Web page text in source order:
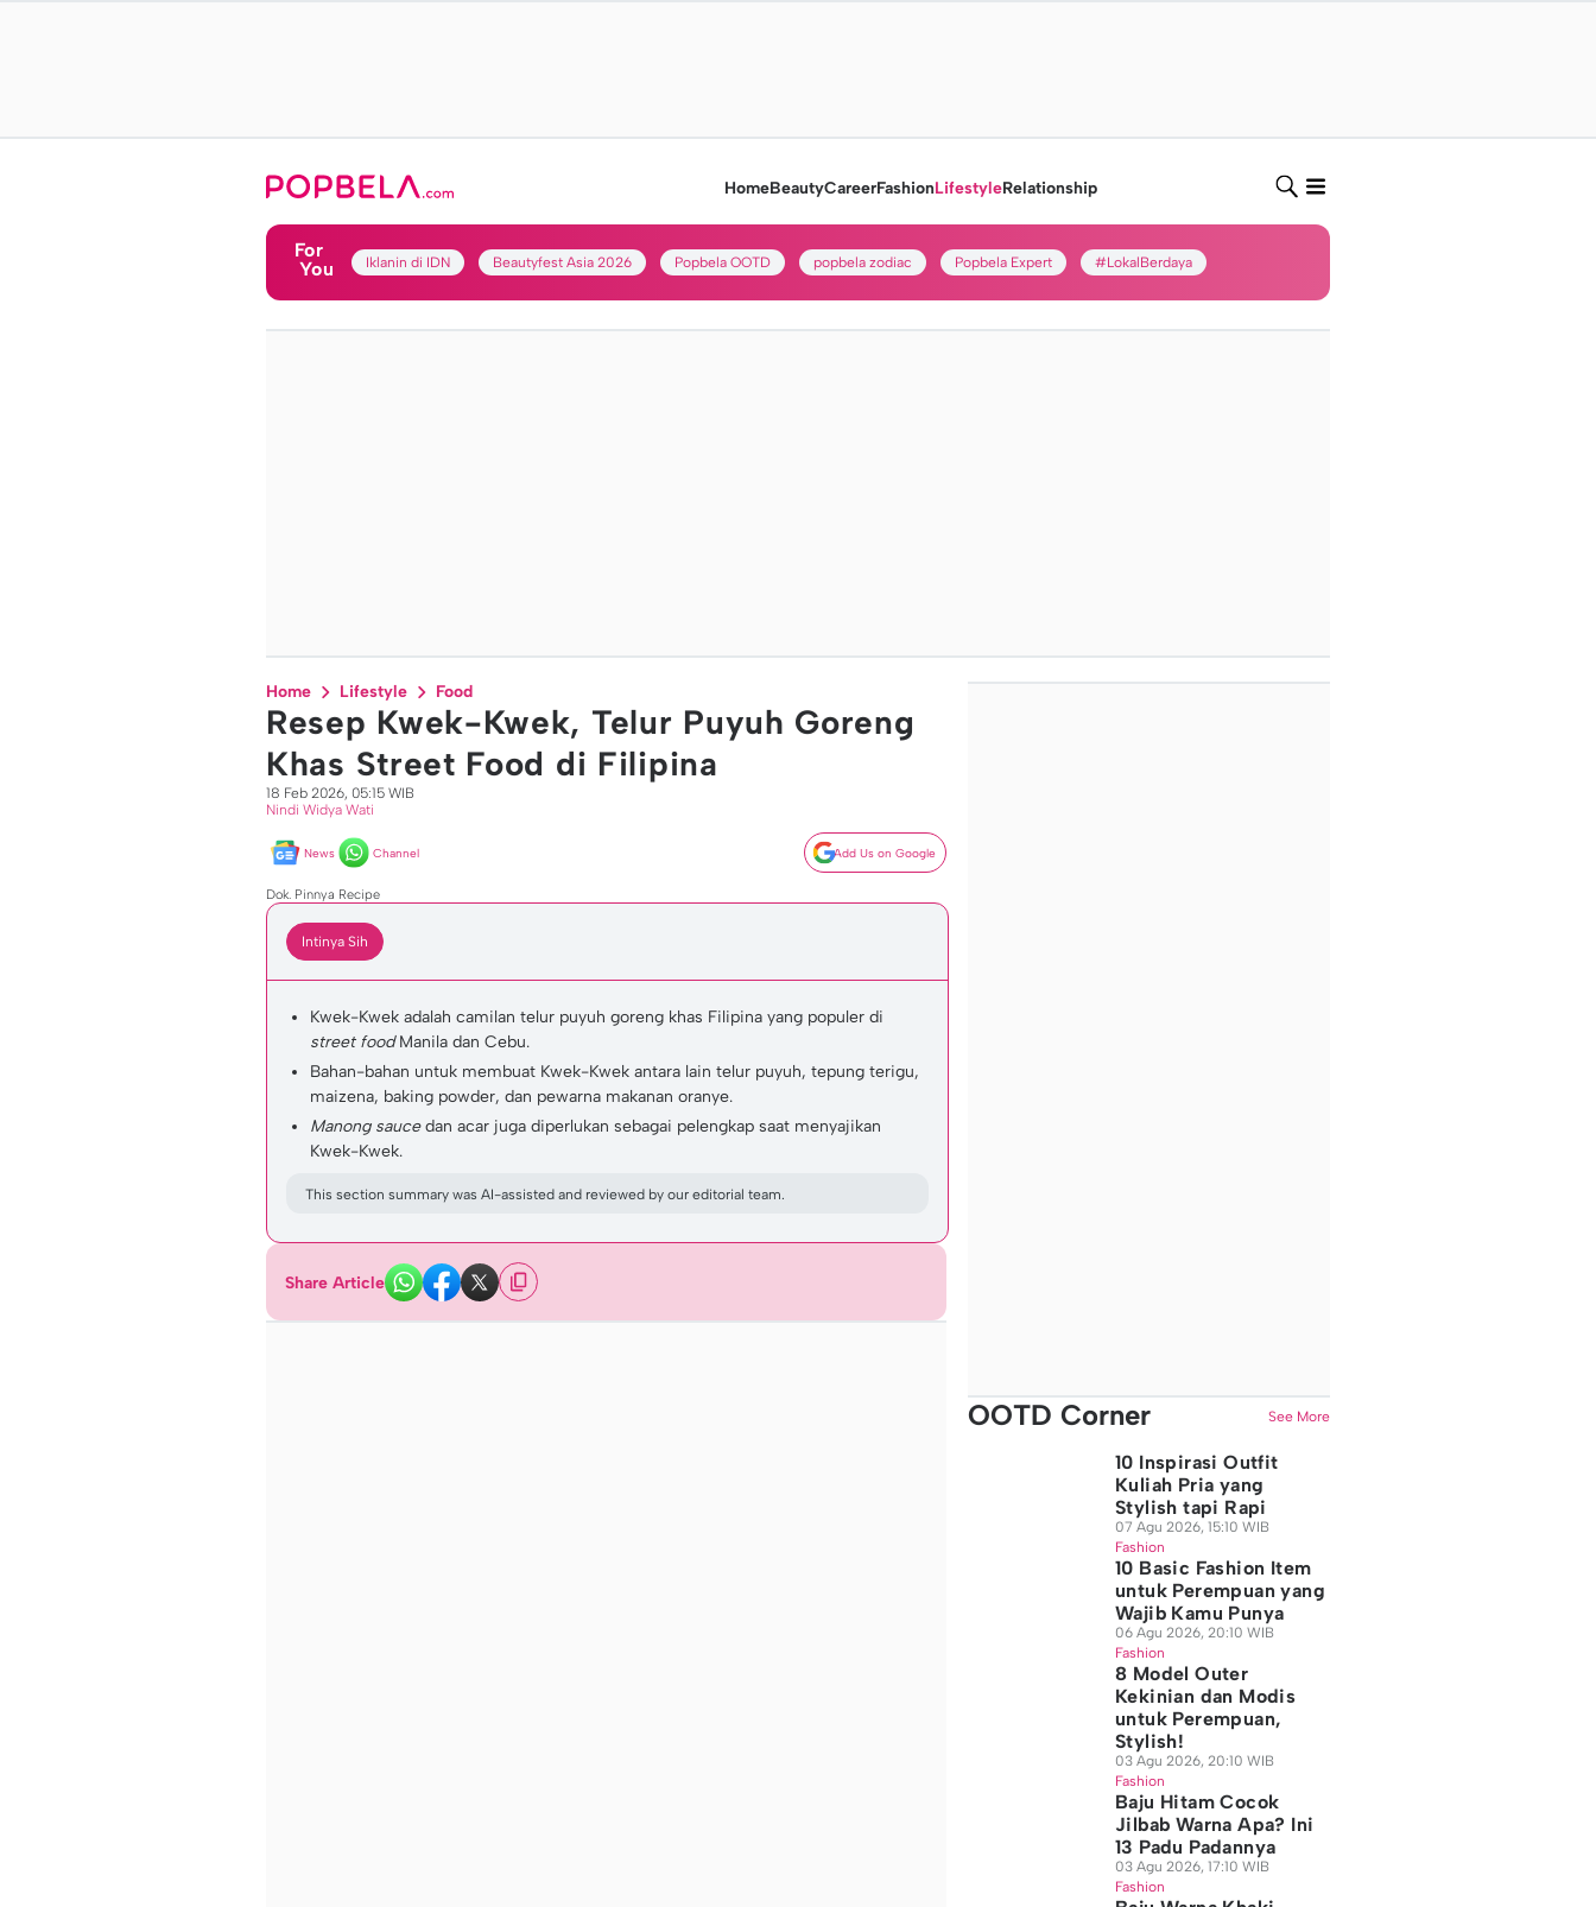
HomeBeautyCareerFashionLifestyleRelationship
For
You
Iklanin di IDN Beautyfest Asia 2026 Popbela OOTD popbela zodiac Popbela Expert #LokalBerdaya
Home Lifestyle Food
Resep Kwek-Kwek, Telur Puyuh Goreng
Khas Street Food di Filipina
18 Feb 2026, 05:15 WIB
Nindi Widya Wati
News Channel Add Us on Google
Dok. Pinnya Recipe
Intinya Sih
Kwek-Kwek adalah camilan telur puyuh goreng khas Filipina yang populer di
street foodManila dan Cebu.
Bahan-bahan untuk membuat Kwek-Kwek antara lain telur puyuh, tepung terigu,
maizena, baking powder, dan pewarna makanan oranye.
Manong saucedan acar juga diperlukan sebagai pelengkap saat menyajikan
Kwek-Kwek.
This section summary was AI-assisted and reviewed by our editorial team.
Share Article
OOTD Corner See More
10 Inspirasi Outfit
Kuliah Pria yang
Stylish tapi Rapi
07 Agu 2026, 15:10 WIB
Fashion
10 Basic Fashion Item
untuk Perempuan yang
Wajib Kamu Punya
06 Agu 2026, 20:10 WIB
Fashion
8 Model Outer
Kekinian dan Modis
untuk Perempuan,
Stylish!
03 Agu 2026, 20:10 WIB
Fashion
Baju Hitam Cocok
Jilbab Warna Apa? Ini
13 Padu Padannya
03 Agu 2026, 17:10 WIB
Fashion